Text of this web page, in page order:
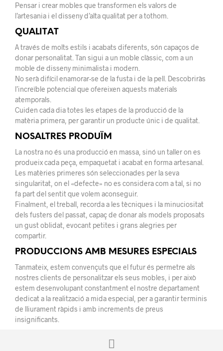
Pensar i crear mobles que transformen els valors de
l’artesania i el disseny d’alta qualitat per a tothom.
QUALITAT
A través de molts estils i acabats diferents, són capaços de
donar personalitat. Tan sigui a un moble clàssic, com a un
moble de disseny minimalista i modern.
No serà difícil enamorar-se de la fusta i de la pell. Descobriràs
l’increïble potencial que ofereixen aquests materials
atemporals.
Cuiden cada dia totes les etapes de la producció de la
matèria primera, per garantir un producte únic i de qualitat.
NOSALTRES PRODUÏM
La nostra no és una producció en massa, sinó un taller on es
produeix cada peça, empaquetat i acabat en forma artesanal.
Les matèries primeres són seleccionades per la seva
singularitat, on el «defecte» no es considera com a tal, si no
fa part del sentit que volem aconseguir.
Finalment, el treball, recorda a les tècniques i la minuciositat
dels fusters del passat, capaç de donar als models proposats
un gust oblidat, evocant petites i grans alegries per
compartir.
PRODUCCIONS AMB MESURES ESPECIALS
Tanmateix, estem convençuts que el futur és permetre als
nostres clients de personalitzar els seus mobles, i per això
estem desenvolupant constantment el nostre departament
dedicat a la realització a mida especial, per a garantir terminis
de lliurament ràpids i amb increments de preus
insignificants.